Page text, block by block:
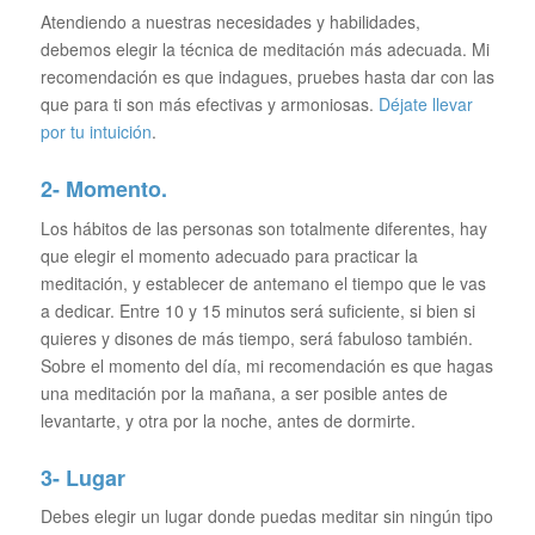
Atendiendo a nuestras necesidades y habilidades,
debemos elegir la técnica de meditación más adecuada. Mi
recomendación es que indagues, pruebes hasta dar con las
que para ti son más efectivas y armoniosas. Déjate llevar
por tu intuición.
2- Momento.
Los hábitos de las personas son totalmente diferentes, hay
que elegir el momento adecuado para practicar la
meditación, y establecer de antemano el tiempo que le vas
a dedicar. Entre 10 y 15 minutos será suficiente, si bien si
quieres y disones de más tiempo, será fabuloso también.
Sobre el momento del día, mi recomendación es que hagas
una meditación por la mañana, a ser posible antes de
levantarte, y otra por la noche, antes de dormirte.
3- Lugar
Debes elegir un lugar donde puedas meditar sin ningún tipo